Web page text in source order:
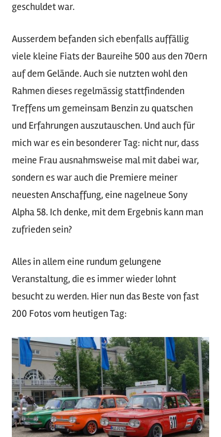
geschuldet war.
Ausserdem befanden sich ebenfalls auffällig
viele kleine Fiats der Baureihe 500 aus den 70ern
auf dem Gelände. Auch sie nutzten wohl den
Rahmen dieses regelmässig stattfindenden
Treffens um gemeinsam Benzin zu quatschen
und Erfahrungen auszutauschen. Und auch für
mich war es ein besonderer Tag: nicht nur, dass
meine Frau ausnahmsweise mal mit dabei war,
sondern es war auch die Premiere meiner
neuesten Anschaffung, eine nagelneue Sony
Alpha 58. Ich denke, mit dem Ergebnis kann man
zufrieden sein?
Alles in allem eine rundum gelungene
Veranstaltung, die es immer wieder lohnt
besucht zu werden. Hier nun das Beste von fast
200 Fotos vom heutigen Tag: